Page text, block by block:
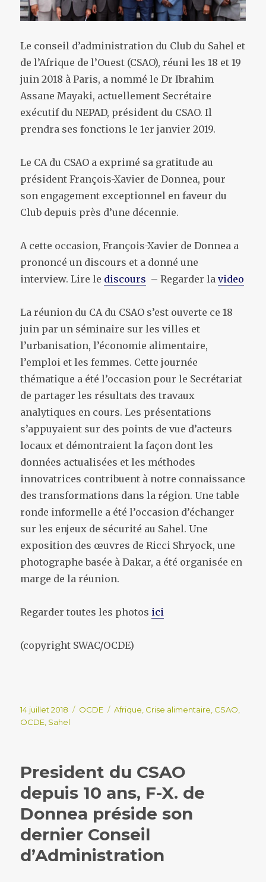
Le conseil d’administration du Club du Sahel et
de l’Afrique de l’Ouest (CSAO), réuni les 18 et 19
juin 2018 à Paris, a nommé le Dr Ibrahim
Assane Mayaki, actuellement Secrétaire
exécutif du NEPAD, président du CSAO. Il
prendra ses fonctions le 1er janvier 2019.
Le CA du CSAO a exprimé sa gratitude au
président François-Xavier de Donnea, pour
son engagement exceptionnel en faveur du
Club depuis près d’une décennie.
A cette occasion, François-Xavier de Donnea a
prononcé un discours et a donné une
interview. Lire le discours – Regarder lavideo
La réunion du CA du CSAO s’est ouverte ce 18
juin par un séminaire sur les villes et
l’urbanisation, l’économie alimentaire,
l’emploi et les femmes. Cette journée
thématique a été l’occasion pour le Secrétariat
de partager les résultats des travaux
analytiques en cours. Les présentations
s’appuyaient sur des points de vue d’acteurs
locaux et démontraient la façon dont les
données actualisées et les méthodes
innovatrices contribuent à notre connaissance
des transformations dans la région. Une table
ronde informelle a été l’occasion d’échanger
sur les enjeux de sécurité au Sahel. Une
exposition des œuvres de Ricci Shryock, une
photographe basée à Dakar, a été organisée en
marge de la réunion.
Regarder toutes les photos ici
(copyright SWAC/OCDE)
Publié
le
14 juillet 2018 Catégories
OCDE Étiquettes
Afrique Crise alimentaire CSAO
OCDE Sahel
President du CSAO
depuis 10 ans, F-X. de
Donnea préside son
dernier Conseil
d’Administration